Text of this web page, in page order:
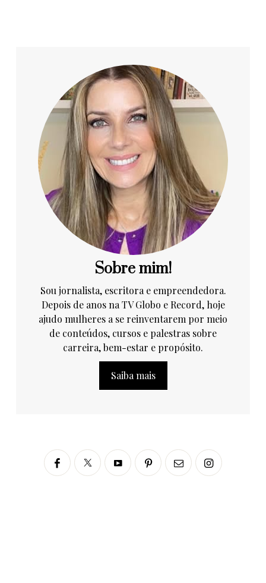
Sobre mim!
Sou jornalista, escritora e empreendedora.
Depois de anos na TV Globo e Record, hoje
ajudo mulheres a se reinventarem por meio
de conteúdos, cursos e palestras sobre
carreira, bem-estar e propósito.
Saiba mais